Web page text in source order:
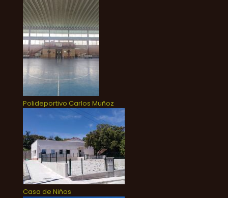
Polideportivo Carlos Muñoz
Casa de Niños